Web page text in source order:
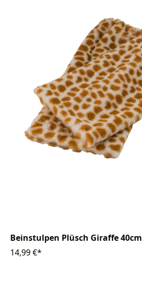
Beinstulpen Plüsch Giraffe 40cm
14,99 €*